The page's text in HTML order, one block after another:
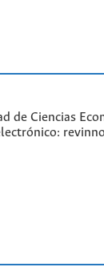
de Ciencias